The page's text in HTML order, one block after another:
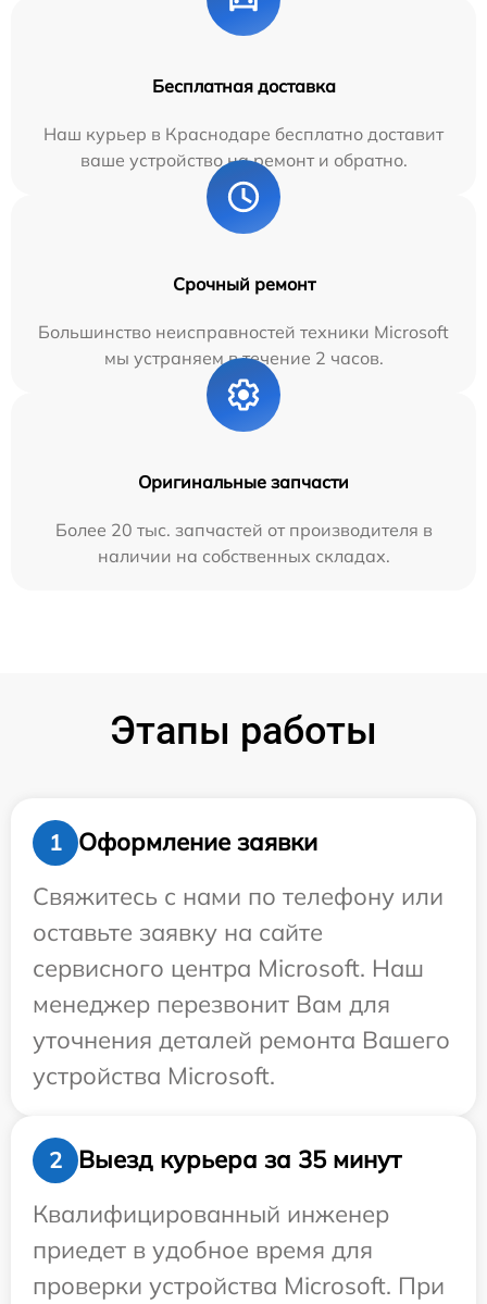
Бесплатная доставка
Наш курьер в Краснодаре бесплатно доставит
ваше устройство на ремонт и обратно.
Срочный ремонт
Большинство неисправностей техники Microsoft
мы устраняем в течение 2 часов.
Оригинальные запчасти
Более 20 тыс. запчастей от производителя в
наличии на собственных складах.
Этапы работы
1
Оформление заявки
Свяжитесь с нами по телефону или
оставьте заявку на сайте
сервисного центра Microsoft. Наш
менеджер перезвонит Вам для
уточнения деталей ремонта Вашего
устройства Microsoft.
2
Выезд курьера за 35 минут
Квалифицированный инженер
приедет в удобное время для
проверки устройства Microsoft. При